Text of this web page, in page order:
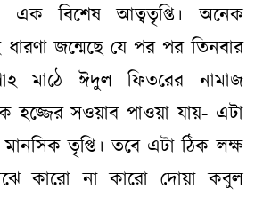
এক বিশেষ আত্বতৃপ্তি। অনেক
জন্মেছে যে পর পর তিনবার
মাঠে ঈদুল ফিতরের নামাজ
হজ্জের সওয়াব পাওয়া যায়- এটা
তৃপ্তি। তবে এটা ঠিক লক্ষ
কারো না কারো দোয়া কবুল